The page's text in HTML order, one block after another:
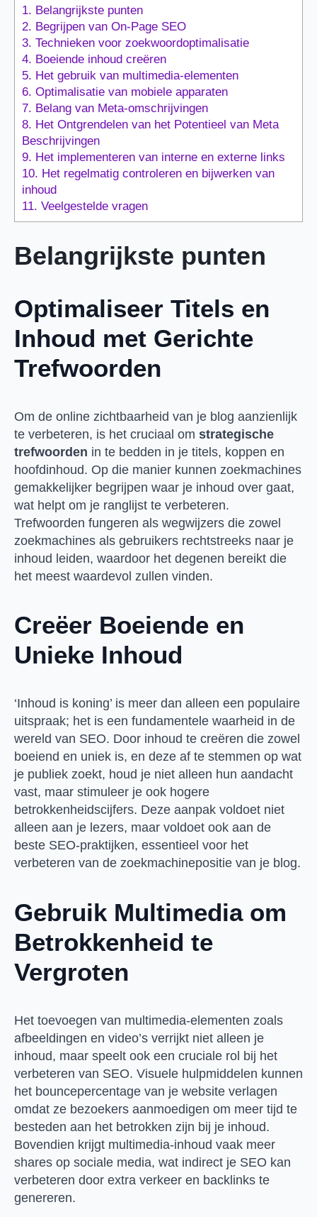
1. Belangrijkste punten
2. Begrijpen van On-Page SEO
3. Technieken voor zoekwoordoptimalisatie
4. Boeiende inhoud creëren
5. Het gebruik van multimedia-elementen
6. Optimalisatie van mobiele apparaten
7. Belang van Meta-omschrijvingen
8. Het Ontgrendelen van het Potentieel van Meta
Beschrijvingen
9. Het implementeren van interne en externe links
10. Het regelmatig controleren en bijwerken van
inhoud
11. Veelgestelde vragen
Belangrijkste punten
Optimaliseer Titels en
Inhoud met Gerichte
Trefwoorden
Om de online zichtbaarheid van je blog aanzienlijk
te verbeteren, is het cruciaal om strategische
trefwoorden in te bedden in je titels, koppen en
hoofdinhoud. Op die manier kunnen zoekmachines
gemakkelijker begrijpen waar je inhoud over gaat,
wat helpt om je ranglijst te verbeteren.
Trefwoorden fungeren als wegwijzers die zowel
zoekmachines als gebruikers rechtstreeks naar je
inhoud leiden, waardoor het degenen bereikt die
het meest waardevol zullen vinden.
Creëer Boeiende en
Unieke Inhoud
‘Inhoud is koning’ is meer dan alleen een populaire
uitspraak; het is een fundamentele waarheid in de
wereld van SEO. Door inhoud te creëren die zowel
boeiend en uniek is, en deze af te stemmen op wat
je publiek zoekt, houd je niet alleen hun aandacht
vast, maar stimuleer je ook hogere
betrokkenheidscijfers. Deze aanpak voldoet niet
alleen aan je lezers, maar voldoet ook aan de
beste SEO-praktijken, essentieel voor het
verbeteren van de zoekmachinepositie van je blog.
Gebruik Multimedia om
Betrokkenheid te
Vergroten
Het toevoegen van multimedia-elementen zoals
afbeeldingen en video’s verrijkt niet alleen je
inhoud, maar speelt ook een cruciale rol bij het
verbeteren van SEO. Visuele hulpmiddelen kunnen
het bouncepercentage van je website verlagen
omdat ze bezoekers aanmoedigen om meer tijd te
besteden aan het betrokken zijn bij je inhoud.
Bovendien krijgt multimedia-inhoud vaak meer
shares op sociale media, wat indirect je SEO kan
verbeteren door extra verkeer en backlinks te
genereren.